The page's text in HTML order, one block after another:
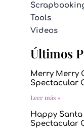
Tools
Videos
Últimos
Merry Merry
Spectacular
Leer más »
Happy
Spectacular